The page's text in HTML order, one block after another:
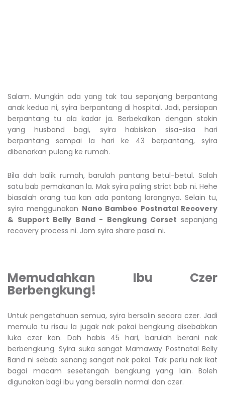
Salam. Mungkin ada yang tak tau sepanjang berpantang
anak kedua ni, syira berpantang di hospital. Jadi, persiapan
berpantang tu ala kadar ja. Berbekalkan dengan stokin
yang husband bagi, syira habiskan sisa-sisa hari
berpantang sampai la hari ke 43 berpantang, syira
dibenarkan pulang ke rumah.
Bila dah balik rumah, barulah pantang betul-betul. Salah
satu bab pemakanan la. Mak syira paling strict bab ni. Hehe
biasalah orang tua kan ada pantang larangnya. Selain tu,
syira menggunakan Nano Bamboo Postnatal Recovery
& Support Belly Band - Bengkung Corset sepanjang
recovery process ni. Jom syira share pasal ni.
Memudahkan Ibu Czer
Berbengkung!
Untuk pengetahuan semua, syira bersalin secara czer. Jadi
memula tu risau la jugak nak pakai bengkung disebabkan
luka czer kan. Dah habis 45 hari, barulah berani nak
berbengkung. Syira suka sangat Mamaway Postnatal Belly
Band ni sebab senang sangat nak pakai. Tak perlu nak ikat
bagai macam sesetengah bengkung yang lain. Boleh
digunakan bagi ibu yang bersalin normal dan czer.